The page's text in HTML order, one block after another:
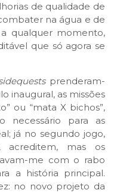
de qualidade de
na água e de
qualquer momento,
que só agora se
prenderam-
inaugural, as missões
ou “mata X bichos”,
necessário para as
já no segundo jogo,
acreditem, mas os
me com o rabo
a história principal.
no novo projeto da